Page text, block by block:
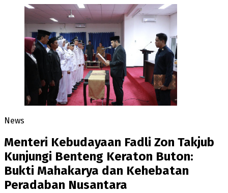
News
Menteri Kebudayaan Fadli Zon Takjub
Kunjungi Benteng Keraton Buton:
Bukti Mahakarya dan Kehebatan
Peradaban Nusantara